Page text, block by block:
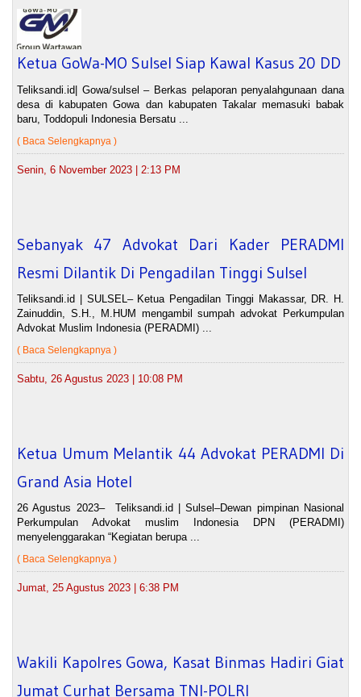
Ketua GoWa-MO Sulsel Siap Kawal Kasus 20 DD
Teliksandi.id| Gowa/sulsel – Berkas pelaporan penyalahgunaan dana
desa di kabupaten Gowa dan kabupaten Takalar memasuki babak
baru, Toddopuli Indonesia Bersatu ...
( Baca Selengkapnya )
Senin, 6 November 2023 | 2:13 PM
Sebanyak 47 Advokat Dari Kader PERADMI
Resmi Dilantik Di Pengadilan Tinggi Sulsel
Teliksandi.id | SULSEL– Ketua Pengadilan Tinggi Makassar, DR. H.
Zainuddin, S.H., M.HUM mengambil sumpah advokat Perkumpulan
Advokat Muslim Indonesia (PERADMI) ...
( Baca Selengkapnya )
Sabtu, 26 Agustus 2023 | 10:08 PM
Ketua Umum Melantik 44 Advokat PERADMI Di
Grand Asia Hotel
26 Agustus 2023– Teliksandi.id | Sulsel–Dewan pimpinan Nasional
Perkumpulan Advokat muslim Indonesia DPN (PERADMI)
menyelenggarakan “Kegiatan berupa ...
( Baca Selengkapnya )
Jumat, 25 Agustus 2023 | 6:38 PM
Wakili Kapolres Gowa, Kasat Binmas Hadiri Giat
Jumat Curhat Bersama TNI-POLRI